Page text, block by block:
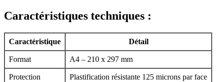
Caractéristiques techniques :
Caractéristique Détail
Format A4 – 210 x 297 mm
Protection Plastification résistante 125 microns par face